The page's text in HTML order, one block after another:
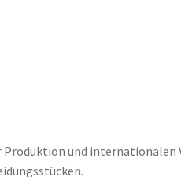
Produktion und